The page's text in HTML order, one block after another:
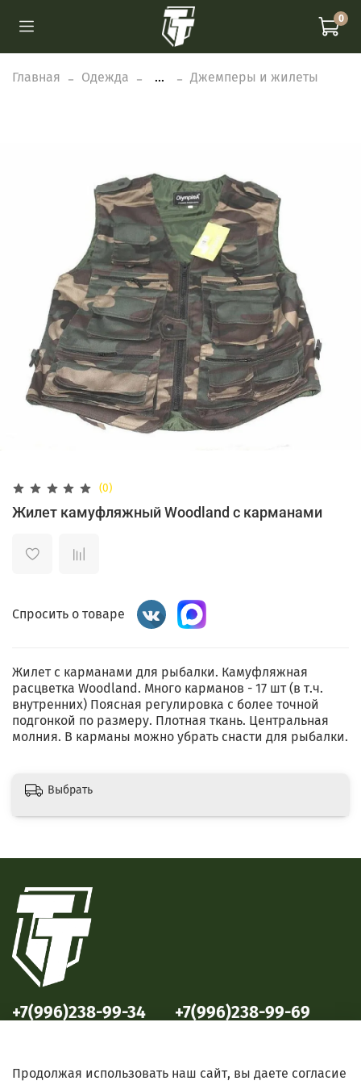
0
Главная Одежда ... Джемперы и жилеты
(0)
Жилет камуфляжный Woodland с карманами
Спросить о товаре
Жилет с карманами для рыбалки. Камуфляжная
расцветка Woodland. Много карманов - 17 шт (в т.ч.
внутренних) Поясная регулировка с более точной
подгонкой по размеру. Плотная ткань. Центральная
молния. В карманы можно убрать снасти для рыбалки.
Выбрать
+7(996)238-99-34 +7(996)238-99-69
Продолжая использовать наш сайт, вы даете согласие